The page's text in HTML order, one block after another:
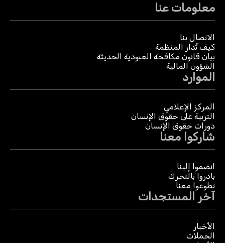
معلومات عنا
الاتصال بنا
كيف تُدار المنظمة
بيان قانون مكافحة العبودية الحديثة
الشؤون المالية
الموارد
المركز الإعلامي
التربية على حقوق الإنسان
دورات حقوق الإنسان
شاركوا معنا
انضموا إلينا
بادروا بالتحرك
تطوعوا معنا
آخر المستجدات
الأخبار
الحملات